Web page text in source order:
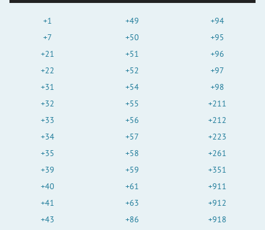
+1
+7
+21
+22
+31
+32
+33
+34
+35
+39
+40
+41
+43
+49
+50
+51
+52
+54
+55
+56
+57
+58
+59
+61
+63
+86
+94
+95
+96
+97
+98
+211
+212
+223
+261
+351
+911
+912
+918